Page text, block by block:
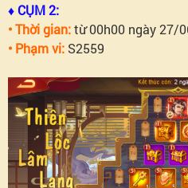
♦ CỤM 2:
• Thời gian:từ 00h00 ngày 27/
• Phạm vi: S2559